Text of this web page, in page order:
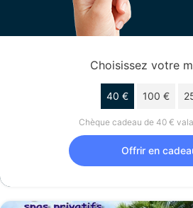
Choisissez votre
40 € 100 €
Chèque cadeau de 40 €
Offrir en